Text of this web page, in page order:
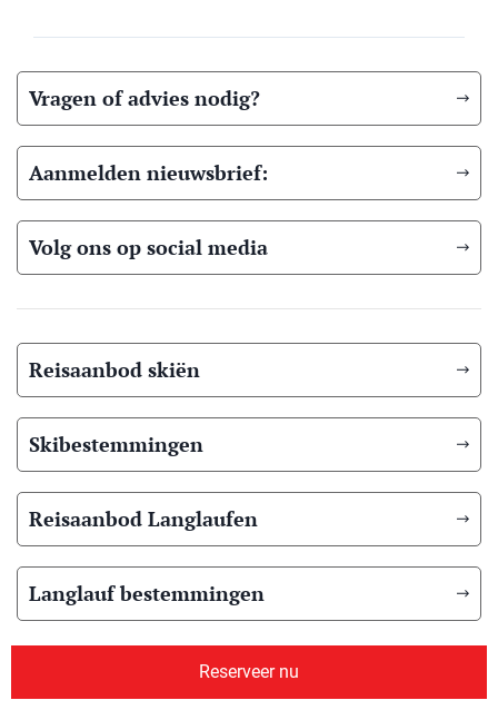
Reserveer nu
Vragen of advies nodig?
Aanmelden nieuwsbrief:
Volg ons op social media
Reisaanbod skiën
Skibestemmingen
Reisaanbod Langlaufen
Langlauf bestemmingen
Reisaanbod zomer